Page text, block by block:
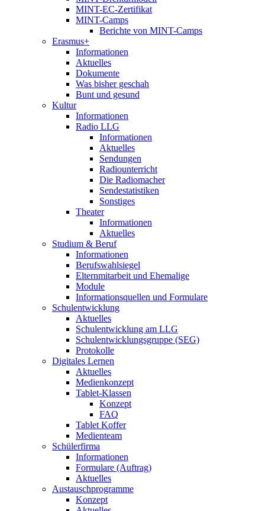
MINT-EC-Zertifikat
MINT-Camps
Berichte von MINT-Camps
Erasmus+
Informationen
Aktuelles
Dokumente
Was bisher geschah
Bunt und gesund
Kultur
Informationen
Radio LLG
Informationen
Aktuelles
Sendungen
Radiounterricht
Die Radiomacher
Sendestatistiken
Sonstiges
Theater
Informationen
Aktuelles
Studium & Beruf
Informationen
Berufswahlsiegel
Elternmitarbeit und Ehemalige
Module
Informationsquellen und Formulare
Schulentwicklung
Aktuelles
Schulentwicklung am LLG
Schulentwicklungsgruppe (SEG)
Protokolle
Digitales Lernen
Aktuelles
Medienkonzept
Tablet-Klassen
Konzept
FAQ
Tablet Koffer
Medienteam
Schülerfirma
Informationen
Formulare (Auftrag)
Aktuelles
Austauschprogramme
Konzept